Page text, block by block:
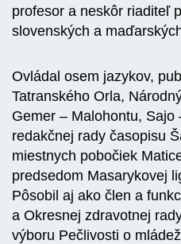
profesor a neskôr riaditeľ
slovenských a
Ovládal osem jazykov,
Tatranského Orla,
Gemer – Malohontu,
redakčnej rady časopisu
miestnych pobočiek
predsedom Masarykovej
Pôsobil aj ako člen a
a Okresnej zdravotnej
výboru Pečlivosti o